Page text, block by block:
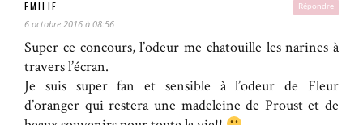
Répondre
EMILIE
6 octobre 2016 à 08:56
Super ce concours, l’odeur me chatouille les narines à
travers l’écran.
Je suis super fan et sensible à l’odeur de Fleur
d’oranger qui restera une madeleine de Proust et de